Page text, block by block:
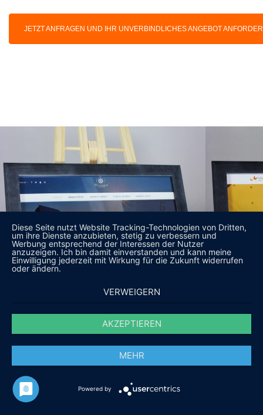
JETZT ANFRAGEN UND IHR UNVERBINDLICHES ANGEBOT
Diese Seite nutzt Website Tracking-Technologien von Dritten,
um ihre Dienste anzubieten, stetig zu verbessern und
Werbung entsprechend der Interessen der Nutzer
anzuzeigen. Ich bin damit einverstanden und kann meine
Einwilligung jederzeit mit Wirkung für die Zukunft widerrufen
oder ändern.
VERWEIGERN
AKZEPTIEREN
MEHR
Powered by